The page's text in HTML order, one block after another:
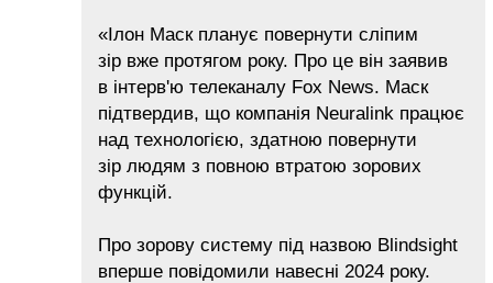
«Ілон Маск планує повернути сліпим
зір вже протягом року. Про це він заявив
в інтерв'ю телеканалу Fox News. Маск
підтвердив, що компанія Neuralink працює
над технологією, здатною повернути
зір людям з повною втратою зорових
функцій.
Про зорову систему під назвою Blindsight
вперше повідомили навесні 2024 року.